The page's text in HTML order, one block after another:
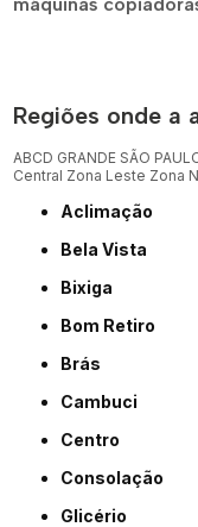
Regiões onde a
ABCD GRANDE SÃO
Central Zona Leste Zona
Aclimação
Bela Vista
Bixiga
Bom Retiro
Brás
Cambuci
Centro
Consolação
Glicério